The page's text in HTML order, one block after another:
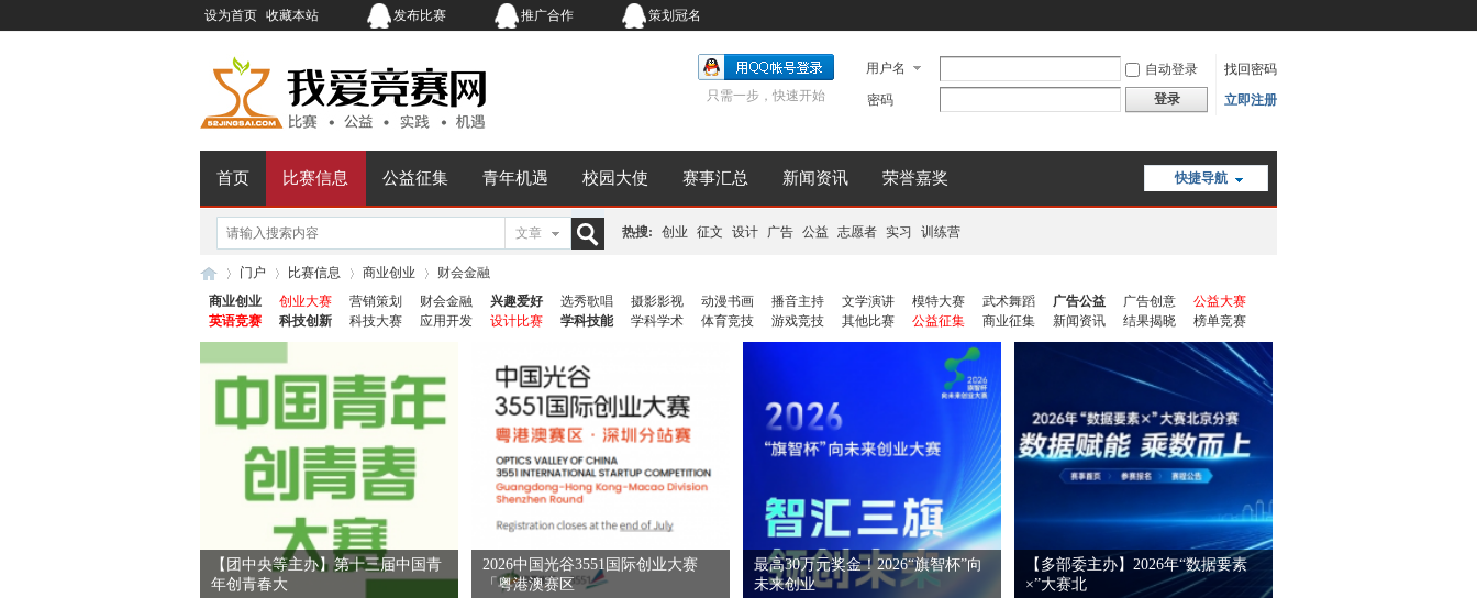
设为首页 收藏本站 发布比赛 推广合作 策划冠名
用户名 自动登录
找回密码
密码
登录 立即注册
只需一步，快速开始
快捷导航
首页 比赛信息 公益征集 青年机遇 校园大使 赛事汇总 新闻资讯 荣誉嘉奖
文章 热搜: 创业 征文 设计 广告 公益 志愿者 实习 训练营
我
爱
›
门户
›
比赛信息 商业创业
财会金融
商业创业
创业大赛 营销策划 财会金融 兴趣爱好 选秀歌唱 摄影影视 动漫书画 播音主持 文学演讲 模特大赛 武术舞蹈 广告公益 广告创意
公益大赛
英语竞赛
科技创新 科技大赛 应用开发 设计比赛 学科技能 学科学术 体育竞技 游戏竞技 其他比赛 公益征集 商业征集 新闻资讯 结果揭晓 榜单竞赛
【团中央等主办】第十三届中国青
年创青春大
2026中国光谷3551国际创业大赛
「粤港澳赛区
最高30万元奖金！2026“旗智杯”向
未来创业
【多部委主办】2026年“数据要素
×”大赛北